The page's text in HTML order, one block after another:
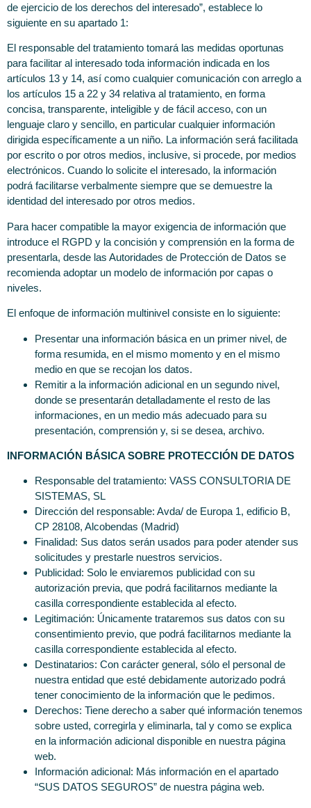
de ejercicio de los derechos del interesado”, establece lo
siguiente en su apartado 1:
El responsable del tratamiento tomará las medidas oportunas
para facilitar al interesado toda información indicada en los
artículos 13 y 14, así como cualquier comunicación con arreglo a
los artículos 15 a 22 y 34 relativa al tratamiento, en forma
concisa, transparente, inteligible y de fácil acceso, con un
lenguaje claro y sencillo, en particular cualquier información
dirigida específicamente a un niño. La información será facilitada
por escrito o por otros medios, inclusive, si procede, por medios
electrónicos. Cuando lo solicite el interesado, la información
podrá facilitarse verbalmente siempre que se demuestre la
identidad del interesado por otros medios.
Para hacer compatible la mayor exigencia de información que
introduce el RGPD y la concisión y comprensión en la forma de
presentarla, desde las Autoridades de Protección de Datos se
recomienda adoptar un modelo de información por capas o
niveles.
El enfoque de información multinivel consiste en lo siguiente:
Presentar una información básica en un primer nivel, de
forma resumida, en el mismo momento y en el mismo
medio en que se recojan los datos.
Remitir a la información adicional en un segundo nivel,
donde se presentarán detalladamente el resto de las
informaciones, en un medio más adecuado para su
presentación, comprensión y, si se desea, archivo.
INFORMACIÓN BÁSICA SOBRE PROTECCIÓN DE DATOS
Responsable del tratamiento: VASS CONSULTORIA DE
SISTEMAS, SL
Dirección del responsable: Avda/ de Europa 1, edificio B,
CP 28108, Alcobendas (Madrid)
Finalidad: Sus datos serán usados para poder atender sus
solicitudes y prestarle nuestros servicios.
Publicidad: Solo le enviaremos publicidad con su
autorización previa, que podrá facilitarnos mediante la
casilla correspondiente establecida al efecto.
Legitimación: Únicamente trataremos sus datos con su
consentimiento previo, que podrá facilitarnos mediante la
casilla correspondiente establecida al efecto.
Destinatarios: Con carácter general, sólo el personal de
nuestra entidad que esté debidamente autorizado podrá
tener conocimiento de la información que le pedimos.
Derechos: Tiene derecho a saber qué información tenemos
sobre usted, corregirla y eliminarla, tal y como se explica
en la información adicional disponible en nuestra página
web.
Información adicional: Más información en el apartado
“SUS DATOS SEGUROS” de nuestra página web.